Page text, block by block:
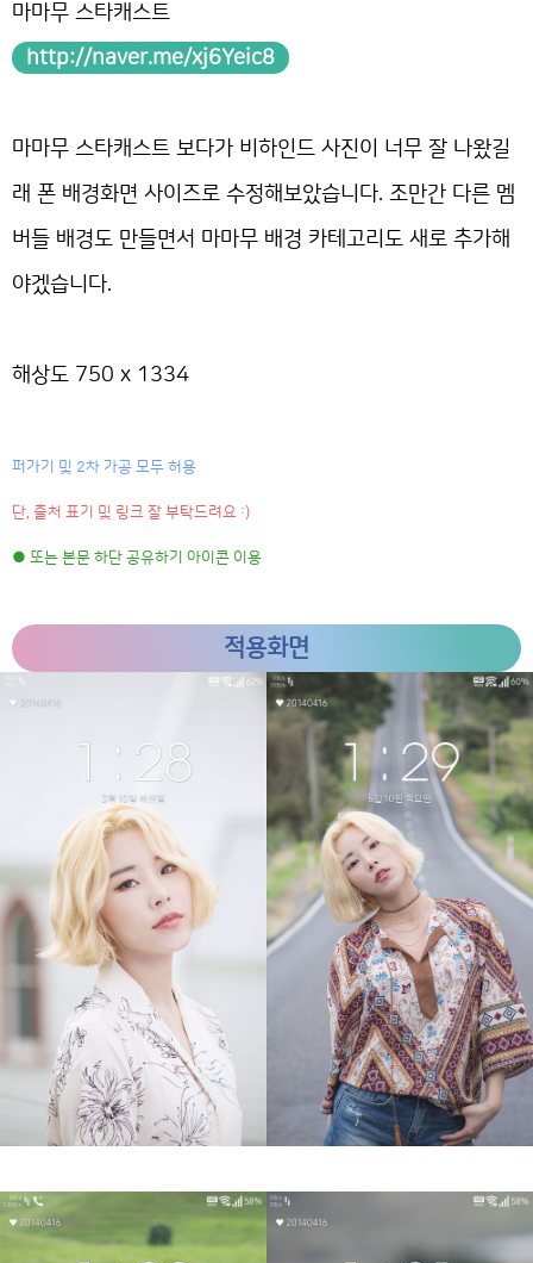
마마무 스타캐스트
http://naver.me/xj6Yeic8
마마무 스타캐스트 보다가 비하인드 사진이 너무 잘 나왔길
래 폰 배경화면 사이즈로 수정해보았습니다. 조만간 다른 멤
버들 배경도 만들면서 마마무 배경 카테고리도 새로 추가해
야겠습니다.
해상도 750 x 1334
퍼가기 및 2차 가공 모두 허용
단, 출처 표기 및 링크 잘 부탁드려요 :)
● 또는 본문 하단 공유하기 아이콘 이용
적용화면